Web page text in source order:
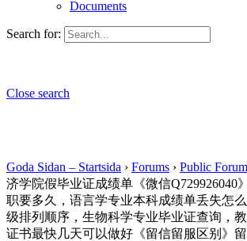
Documents
Search for:
Close search
Goda Sidan – Startsida › Forums › Public Forum
济学院假毕业证成绩单《微信Q729926040
职要多久，语言学专业本科成绩单丢失怎
级排列顺序，生物科学专业毕业证查询，
证书最快几天可以做好《留信留服区别》